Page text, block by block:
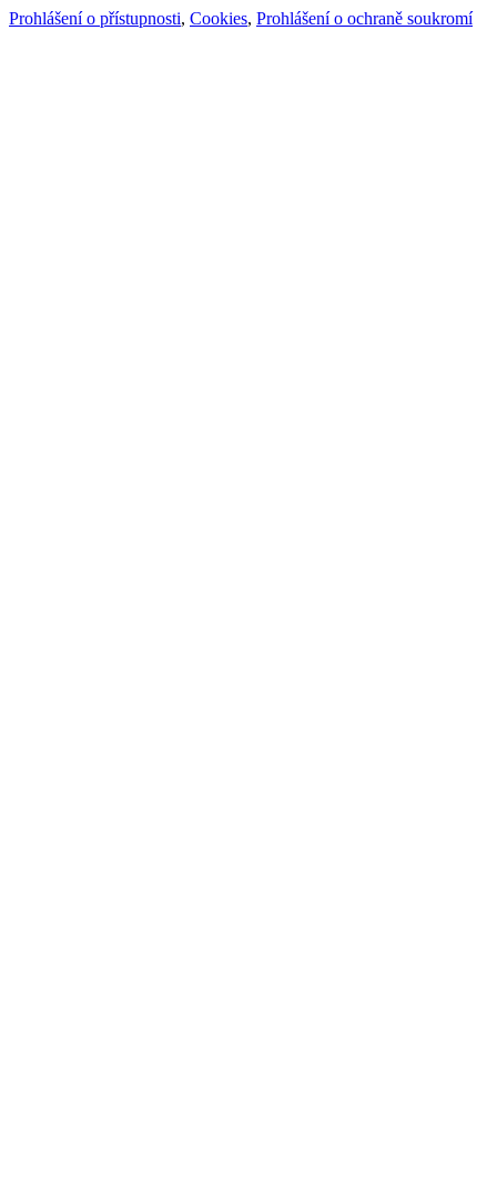
Prohlášení o přístupnosti, Cookies, Prohlášení o ochraně soukromí